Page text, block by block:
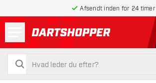
Afsendt inden for 24 timer
tilbage til forsiden
søg
søg